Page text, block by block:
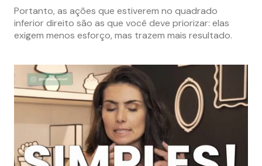
Portanto, as ações que estiverem no quadrado
inferior direito são as que você deve priorizar: elas
exigem menos esforço, mas trazem mais resultado.